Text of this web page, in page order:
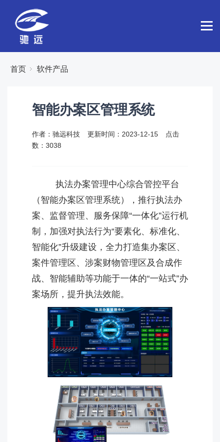
首页 软件产品
智能办案区管理系统
作者：驰远科技 更新时间：2023-12-15
点击
数： 3038
执法办案管理中心综合管控平台
（智能办案区管理系统），推行执法办
案、监督管理、服务保障“一体化”运行机
制，加强对执法行为“要素化、标准化、
智能化”升级建设，全力打造集办案区、
案件管理区、涉案财物管理区及合成作
战、智能辅助等功能于一体的“一站式”办
案场所，提升执法效能。